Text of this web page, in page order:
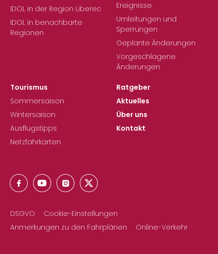
IDOL in der Region Liberec
IDOL in benachbarte
Regionen
Ereignisse
Umleitungen und
Sperrungen
Geplante Änderungen
Vorgeschlagene
Änderungen
Tourismus
Sommersaison
Wintersaison
Ausflugstipps
Netzfahrkarten
Ratgeber
Aktuelles
Über uns
Kontakt
DSGVO
Cookie-Einstellungen
Anmerkungen zu den Fahrplänen
Online-Verkehr